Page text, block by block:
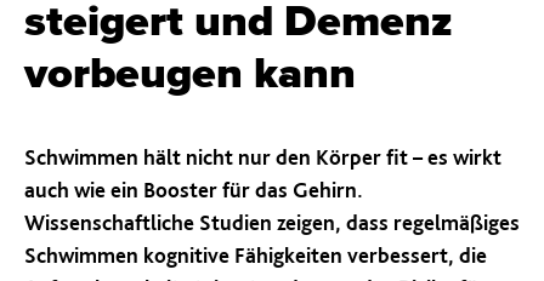
steigert und Demenz
vorbeugen kann
Schwimmen hält nicht nur den Körper fit – es wirkt
auch wie ein Booster für das Gehirn.
Wissenschaftliche Studien zeigen, dass regelmäßiges
Schwimmen kognitive Fähigkeiten verbessert, die